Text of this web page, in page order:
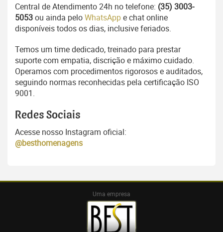
Central de Atendimento 24h no telefone: (35) 3003-
5053ou ainda peloWhatsAppe chat online
disponíveis todos os dias, inclusive feriados.
Temos um time dedicado, treinado para prestar
suporte com empatia, discrição e máximo cuidado.
Operamos com procedimentos rigorosos e auditados,
seguindo normas reconhecidas pela certificação ISO
9001.
Redes Sociais
Acesse nosso Instagram oficial:
@besthomenagens
Uma empresa